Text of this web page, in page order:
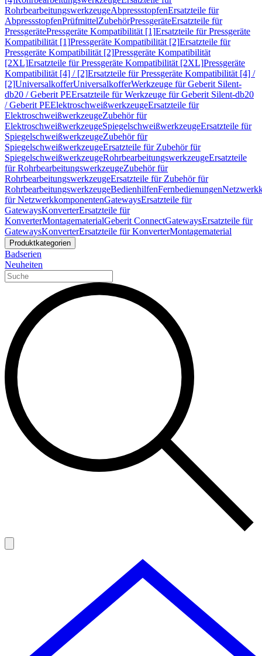
RohrbearbeitungswerkzeugeAbpressstopfenErsatzteile für
AbpressstopfenPrüfmittelZubehörPressgeräteErsatzteile für
PressgerätePressgeräte Kompatibilität [1]Ersatzteile für Pressgeräte
Kompatibilität [1]Pressgeräte Kompatibilität [2]Ersatzteile für
Pressgeräte Kompatibilität [2]Pressgeräte Kompatibilität
[2XL]Ersatzteile für Pressgeräte Kompatibilität [2XL]Pressgeräte
Kompatibilität [4] / [2]Ersatzteile für Pressgeräte Kompatibilität [4] /
[2]UniversalkofferUniversalkofferWerkzeuge für Geberit Silent-
db20 / Geberit PEErsatzteile für Werkzeuge für Geberit Silent-db20
/ Geberit PEElektroschweißwerkzeugeErsatzteile für
ElektroschweißwerkzeugeZubehör für
ElektroschweißwerkzeugeSpiegelschweißwerkzeugeErsatzteile für
SpiegelschweißwerkzeugeZubehör für
SpiegelschweißwerkzeugeErsatzteile für Zubehör für
SpiegelschweißwerkzeugeRohrbearbeitungswerkzeugeErsatzteile
für RohrbearbeitungswerkzeugeZubehör für
RohrbearbeitungswerkzeugeErsatzteile für Zubehör für
RohrbearbeitungswerkzeugeBedienhilfenFernbedienungen
für NetzwerkkomponentenGatewaysErsatzteile für
GatewaysKonverterErsatzteile für
KonverterMontagematerialGeberit ConnectGatewaysErsatzteile für
GatewaysKonverterErsatzteile für KonverterMontagematerial
Produktkategorien
Badserien
Neuheiten